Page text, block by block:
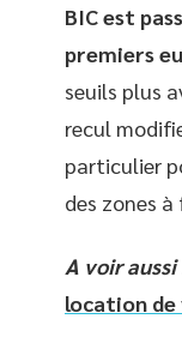
BIC est
premiers
seuils plus
recul
particulier
des zones
A voir aussi
location de